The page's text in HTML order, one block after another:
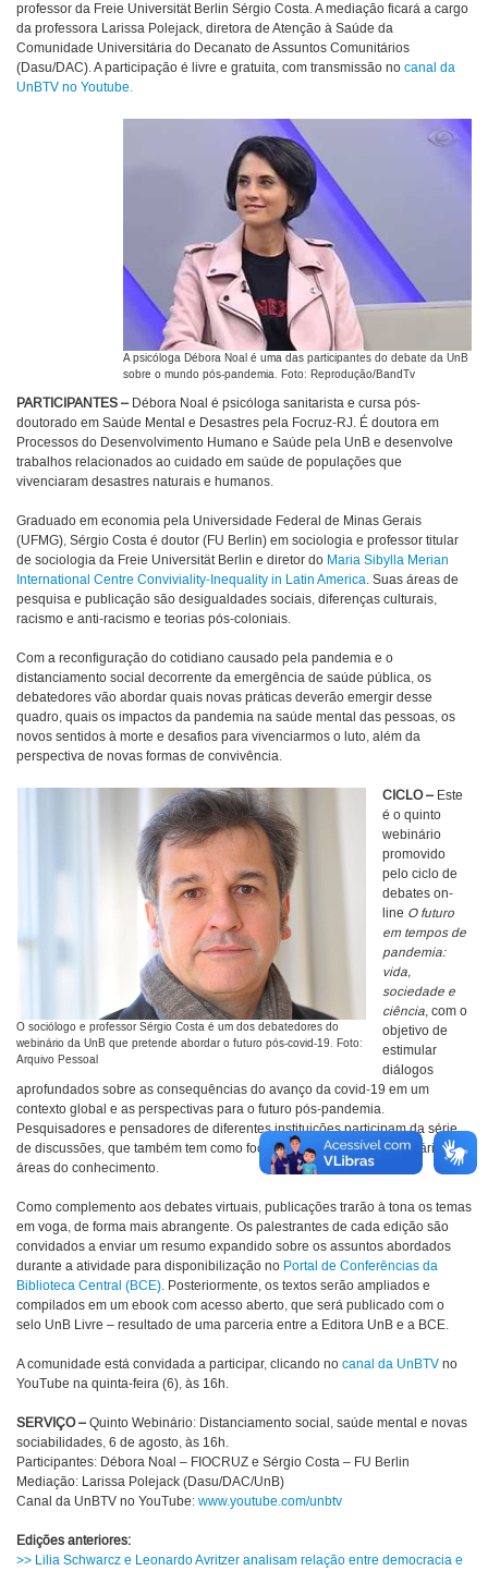
professor da Freie Universität Berlin Sérgio Costa. A mediação ficará a cargo
da professora Larissa Polejack, diretora de Atenção à Saúde da
Comunidade Universitária do Decanato de Assuntos Comunitários
(Dasu/DAC). A participação é livre e gratuita, com transmissão no canal da
UnBTV no Youtube.
A psicóloga Débora Noal é uma das participantes do debate da UnB
sobre o mundo pós-pandemia. Foto: Reprodução/BandTv
PARTICIPANTES –Débora Noal é psicóloga sanitarista e cursa pós-
doutorado em Saúde Mental e Desastres pela Focruz-RJ. É doutora em
Processos do Desenvolvimento Humano e Saúde pela UnB e desenvolve
trabalhos relacionados ao cuidado em saúde de populações que
vivenciaram desastres naturais e humanos.
Graduado em economia pela Universidade Federal de Minas Gerais
(UFMG), Sérgio Costa é doutor (FU Berlin) em sociologia e professor titular
de sociologia da Freie Universität Berlin e diretor do Maria Sibylla Merian
International Centre Conviviality-Inequality in Latin America. Suas áreas de
pesquisa e publicação são desigualdades sociais, diferenças culturais,
racismo e anti-racismo e teorias pós-coloniais.
Com a reconfiguração do cotidiano causado pela pandemia e o
distanciamento social decorrente da emergência de saúde pública, os
debatedores vão abordar quais novas práticas deverão emergir desse
quadro, quais os impactos da pandemia na saúde mental das pessoas, os
novos sentidos à morte e desafios para vivenciarmos o luto, além da
perspectiva de novas formas de convivência.
O sociólogo e professor Sérgio Costa é um dos debatedores do
webinário da UnB que pretende abordar o futuro pós-covid-19. Foto:
Arquivo Pessoal
CICLO –Este
é o quinto
webinário
promovido
pelo ciclo de
debates on-
line O futuro
em tempos de
pandemia:
vida,
sociedade e
ciência, com o
objetivo de
estimular
diálogos
aprofundados sobre as consequências do avanço da covid-19 em um
contexto global e as perspectivas para o futuro pós-pandemia.
Pesquisadores e pensadores de diferentes instituições participam da série
de discussões, que também tem como foco a interlocução entre as várias
áreas do conhecimento.
Como complemento aos debates virtuais, publicações trarão à tona os temas
em voga, de forma mais abrangente. Os palestrantes de cada edição são
convidados a enviar um resumo expandido sobre os assuntos abordados
durante a atividade para disponibilização no Portal de Conferências da
Biblioteca Central (BCE). Posteriormente, os textos serão ampliados e
compilados em um ebook com acesso aberto, que será publicado com o
selo UnB Livre – resultado de uma parceria entre a Editora UnB e a BCE.
A comunidade está convidada a participar, clicando no canal da UnBTV no
YouTube na quinta-feira (6), às 16h.
SERVIÇO –Quinto Webinário: Distanciamento social, saúde mental e novas
sociabilidades, 6 de agosto, às 16h.
Participantes: Débora Noal – FIOCRUZ e Sérgio Costa – FU Berlin
Mediação: Larissa Polejack (Dasu/DAC/UnB)
Canal da UnBTV no YouTube: www.youtube.com/unbtv
Edições anteriores:
>> Lilia Schwarcz e Leonardo Avritzer analisam relação entre democracia e